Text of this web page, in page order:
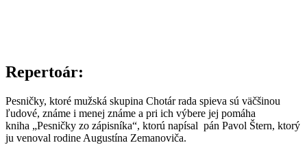
Repertoár:
Pesničky, ktoré mužská skupina Chotár rada spieva sú väčšinou
ľudové, známe i menej známe a pri ich výbere jej pomáha
kniha „Pesničky zo zápisníka“, ktorú napísal pán Pavol Štern, ktorý
ju venoval rodine Augustína Zemanoviča.